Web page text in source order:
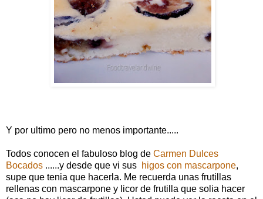
Y por ultimo pero no menos importante.....
Todos conocen el fabuloso blog de Carmen Dulces
Bocados ......y desde que vi sus higos con mascarpone,
supe que tenia que hacerla. Me recuerda unas frutillas
rellenas con mascarpone y licor de frutilla que solia hacer